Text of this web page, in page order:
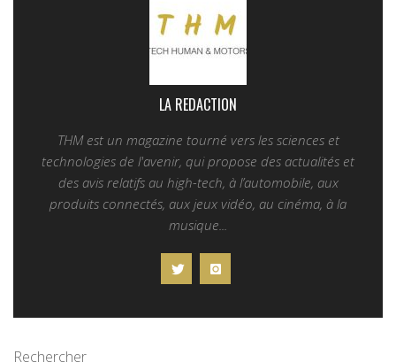
LA REDACTION
THM est un magazine tourné vers les sciences et
technologies de l'avenir, qui propose des actualités et
des avis relatifs au high-tech, à l’automobile, aux
produits connectés, aux jeux vidéo, au cinéma, à la
musique...
Rechercher